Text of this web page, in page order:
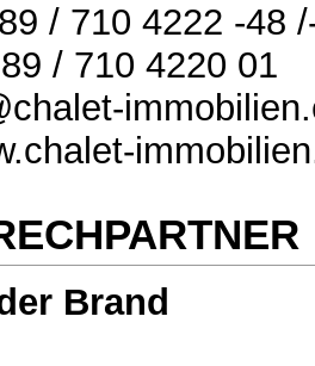
/ 710 4222 -48
/ 710 4220 01
Brand